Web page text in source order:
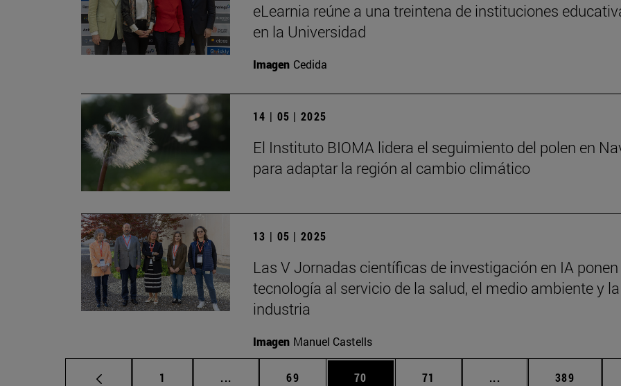
eLearnia reúne a una treintena de instituciones
en la Universidad
Imagen Cedida
14 | 05 | 2025
El Instituto BIOMA lidera el seguimiento del polen en
para adaptar la región al cambio climático
13 | 05 | 2025
Las V Jornadas científicas de investigación en IA
tecnología al servicio de la salud, el medio ambiente y la
industria
Imagen Manuel Castells
Página
1 ... Páginas intermedias Use TAB para desplazarse.
Página
69 Página
70 Página
71 ... Páginas intermedias
Página
389